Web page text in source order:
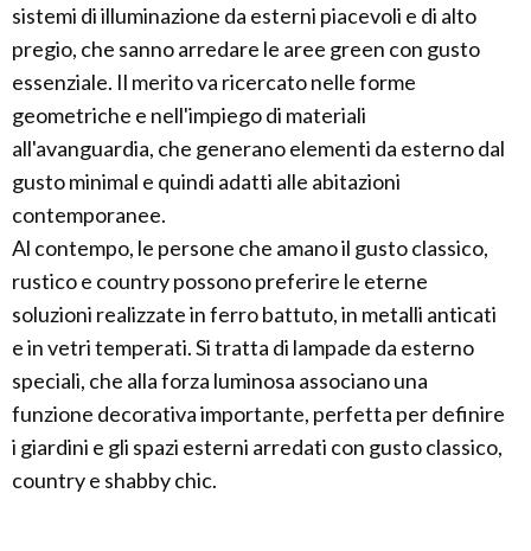
sistemi di illuminazione da esterni piacevoli e di alto
pregio, che sanno arredare le aree green con gusto
essenziale. Il merito va ricercato nelle forme
geometriche e nell'impiego di materiali
all'avanguardia, che generano elementi da esterno dal
gusto minimal e quindi adatti alle abitazioni
contemporanee.
Al contempo, le persone che amano il gusto classico,
rustico e country possono preferire le eterne
soluzioni realizzate in ferro battuto, in metalli anticati
e in vetri temperati. Si tratta di lampade da esterno
speciali, che alla forza luminosa associano una
funzione decorativa importante, perfetta per definire
i giardini e gli spazi esterni arredati con gusto classico,
country e shabby chic.